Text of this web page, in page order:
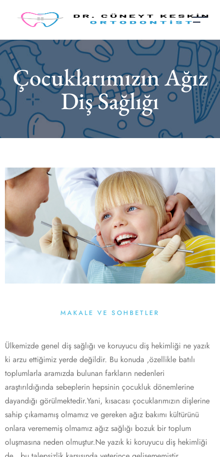
Çocuklarımızın Ağız
Diş Sağlığı
MAKALE VE SOHBETLER
Ülkemizde genel diş sağlığı ve koruyucu diş hekimliği ne yazık
ki arzu ettiğimiz yerde değildir. Bu konuda ,özellikle batılı
toplumlarla aramızda bulunan farkların nedenleri
araştırıldığında sebeplerin hepsinin çocukluk dönemlerine
dayandığı görülmektedir.Yani, kısacası çocuklarımızın dişlerine
sahip çıkamamış olmamız ve gereken ağız bakımı kültürünü
onlara verememiş olmamız ağız sağlığı bozuk bir toplum
oluşmasına neden olmuştur.Ne yazık ki koruyucu diş hekimliği